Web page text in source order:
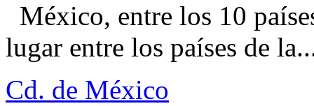
México, entre los 10
lugar entre los países de
Cd. de México